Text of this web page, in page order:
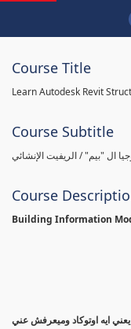
Course Title
Learn Autodesk Revit
Course Subtitle
ال "بيم" / الريفيت الإنشائي
Course
Building Information
ايه اوتوكاد وميعرفش عني